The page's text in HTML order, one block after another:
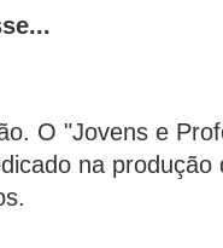
O "Jovens e
na produção